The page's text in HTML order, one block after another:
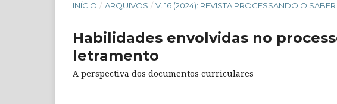
INÍCIO / ARQUIVOS / V. 16 (2024): REVISTA PROCESSANDO O SABER
Habilidades envolvidas no
letramento
A perspectiva dos documentos curriculares